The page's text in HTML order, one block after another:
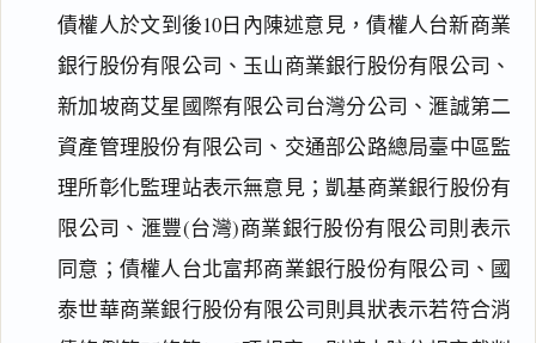
債權人於文到後10日內陳述意見，債權人台新商業
銀行股份有限公司、玉山商業銀行股份有限公司、
新加坡商艾星國際有限公司台灣分公司、滙誠第二
資產管理股份有限公司、交通部公路總局臺中區監
理所彰化監理站表示無意見；凱基商業銀行股份有
限公司、滙豐(台灣)商業銀行股份有限公司則表示
同意；債權人台北富邦商業銀行股份有限公司、國
泰世華商業銀行股份有限公司則具狀表示若符合消